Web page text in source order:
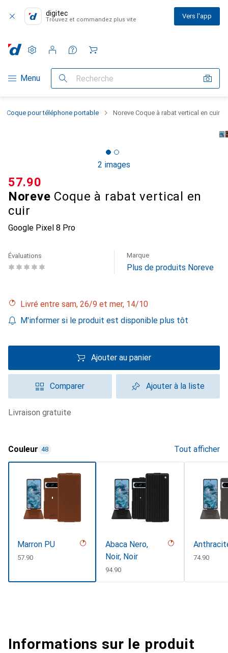
digitec
Trouvez et commandez plus vite Vers l'app
Navigation par catégorie
Menu Recherche
Paramètres
Compte client
Listes de comparaison
Listes d'envies
Panier
Coque pour téléphone portable Noreve Coque à rabat vertical en cuir
2 images
Noreve Coque à rabat vertical en
cuir
Google Pixel 8 Pro
CHF
57.90
Évaluations Marque
Plus de produits Noreve
Livré entre sam, 26/9 et mer, 14/10
M'informer si le produit est disponible plus tôt
Ajouter au panier
Comparer Ajouter à la liste
livraison gratuite
Couleur 48 Tout afficher
Marron PU
CHF
57.90
Abaca Nero,
Noir, Noir
CHF
94.90
CHF
74.90
Informations sur le produit